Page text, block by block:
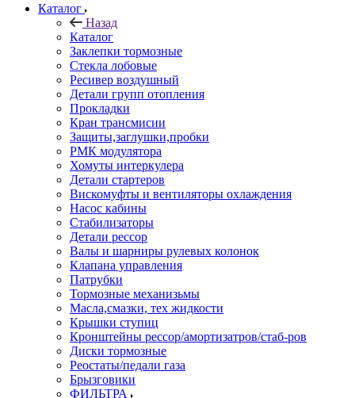
Каталог
Назад
Каталог
Заклепки тормозные
Стекла лобовые
Ресивер воздушный
Детали групп отопления
Прокладки
Кран трансмисии
Защиты,заглушки,пробки
РМК модулятора
Хомуты интеркулера
Детали стартеров
Вискомуфты и вентиляторы охлаждения
Насос кабины
Стабилизаторы
Детали рессор
Валы и шарниры рулевых колонок
Клапана управления
Патрубки
Тормозные механизьмы
Масла,смазки, тех жидкости
Крышки ступиц
Кронштейны рессор/амортизатров/стаб-ров
Диски тормозные
Реостаты/педали газа
Брызговики
ФИЛЬТРА